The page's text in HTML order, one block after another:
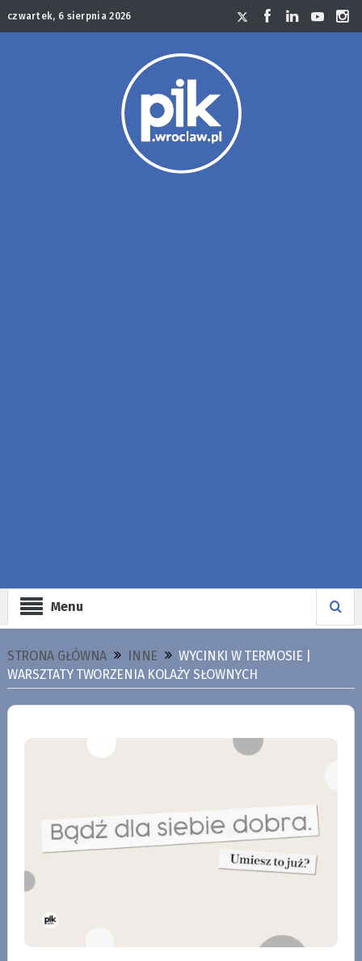
czwartek, 6 sierpnia 2026
Menu
STRONA GŁÓWNA INNE
WYCINKI W TERMOSIE |
WARSZTATY TWORZENIA KOLAŻY SŁOWNYCH